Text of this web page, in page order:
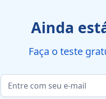
Ainda
Faça o teste